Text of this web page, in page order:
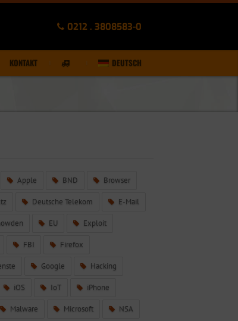
0212 . 3808583-0
KONTAKT DEUTSCH
Apple BND Browser
Deutsche Telekom E-Mail
EU Exploit
FBI Firefox
Google Hacking
iOS IoT iPhone
Malware Microsoft NSA